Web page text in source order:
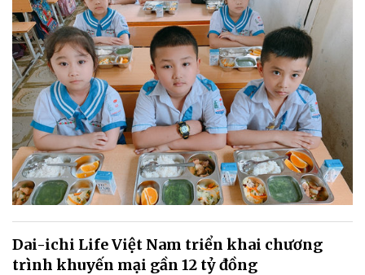
Dai-ichi Life Việt Nam triển khai chương
trình khuyến mại gần 12 tỷ đồng